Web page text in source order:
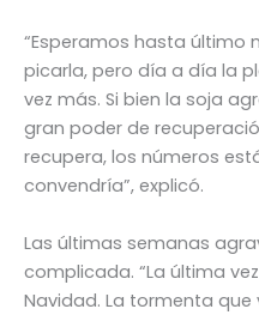
“Esperamos hasta
picarla, pero día a día la
vez más. Si bien la soja
gran poder de
recupera, los números
convendría”, explicó.
Las últimas semanas
complicada. “La última
Navidad. La tormenta